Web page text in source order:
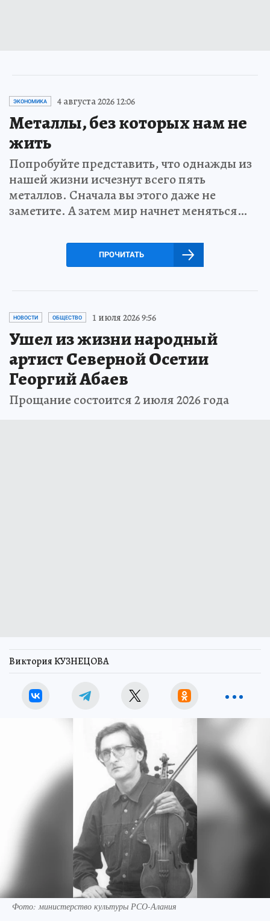
ЭКОНОМИКА 4 августа 2026 12:06
Металлы, без которых нам не
жить
Попробуйте представить, что однажды из
нашей жизни исчезнут всего пять
металлов. Сначала вы этого даже не
заметите. А затем мир начнет меняться…
ПРОЧИТАТЬ
НОВОСТИ ОБЩЕСТВО 1 июля 2026 9:56
Ушел из жизни народный
артист Северной Осетии
Георгий Абаев
Прощание состоится 2 июля 2026 года
Виктория КУЗНЕЦОВА
Фото: министерство культуры РСО-Алания